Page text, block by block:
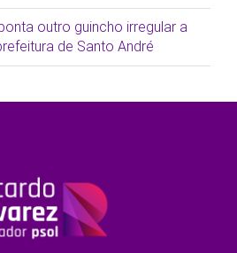
outro guincho irregular a
de Santo André